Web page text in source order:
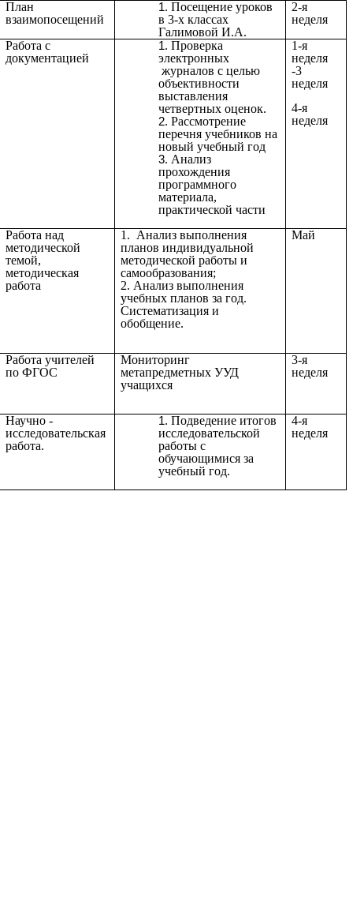
План
взаимопосещений
Посещение уроков
в 3-х классах
Галимовой И.А.
2-я
неделя
Работа с
документацией
Проверка
электронных
журналов с целью
объективности
выставления
четвертных оценок.
Рассмотрение
перечня учебников на
новый учебный год
Анализ
прохождения
программного
материала,
практической части
1-я
неделя
-3
неделя
4-я
неделя
Работа над
методической
темой,
методическая
работа
1. Анализ выполнения
планов индивидуальной
методической работы и
самообразования;
2. Анализ выполнения
учебных планов за год.
Систематизация и
обобщение.
Май
Работа учителей
по ФГОС
Мониторинг
метапредметных УУД
учащихся
3-я
неделя
Научно -
исследовательская
работа.
Подведение итогов
исследовательской
работы с
обучающимися за
учебный год.
4-я
неделя